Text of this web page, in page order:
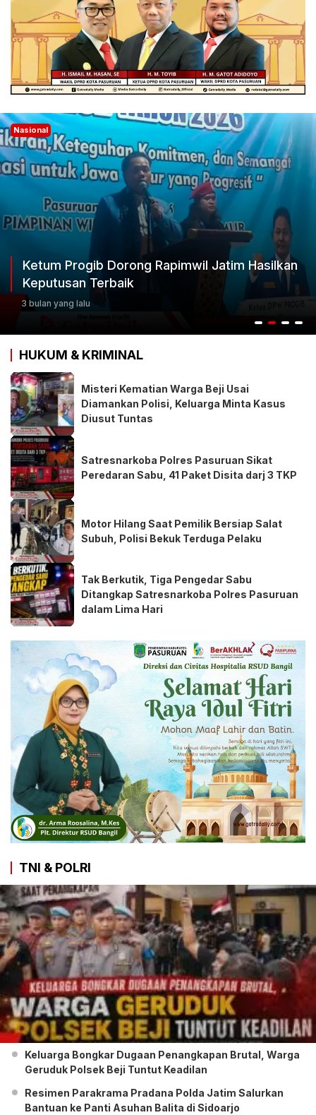
Nasional
Ketum Progib Dorong Rapimwil Jatim Hasilkan
Keputusan Terbaik
3 bulan yang lalu
HUKUM & KRIMINAL
Misteri Kematian Warga Beji Usai
Diamankan Polisi, Keluarga Minta Kasus
Diusut Tuntas
Satresnarkoba Polres Pasuruan Sikat
Peredaran Sabu, 41 Paket Disita darj 3 TKP
Motor Hilang Saat Pemilik Bersiap Salat
Subuh, Polisi Bekuk Terduga Pelaku
Tak Berkutik, Tiga Pengedar Sabu
Ditangkap Satresnarkoba Polres Pasuruan
dalam Lima Hari
TNI & POLRI
Keluarga Bongkar Dugaan Penangkapan Brutal, Warga
Geruduk Polsek Beji Tuntut Keadilan
Resimen Parakrama Pradana Polda Jatim Salurkan
Bantuan ke Panti Asuhan Balita di Sidoarjo